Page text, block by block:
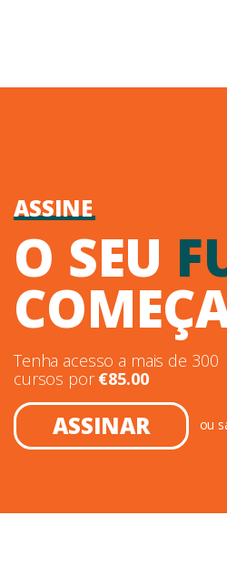
ASSINE
O SEU
Tenha acesso a mais de 300
cursos por€85.00
ASSINAR ou